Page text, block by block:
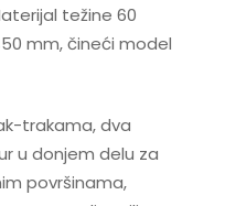
težine 60
mm, čineći model
trakama, dva
u donjem delu za
površinama,